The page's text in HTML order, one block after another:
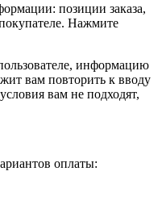
позиции заказа,
Нажмите
информацию
вам повторить к вводу
вам не подходят,
оплаты: